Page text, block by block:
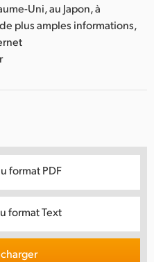
Uni, au Japon, à
plus amples informations,
format PDF
format Text